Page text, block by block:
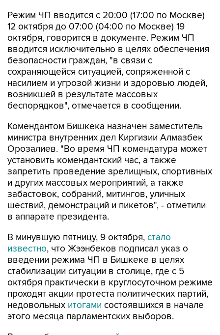
октября, говорится в документе. Режим ЧП
вводится исключительно в целях обеспечения
безопасности граждан, "в связи с
сохраняющейся ситуацией, сопряженной с
насилием и угрозой жизни и здоровью людей,
возникшей в результате массовых
беспорядков", отмечается в сообщении.
Комендантом Бишкека назначен заместитель
Орозалиев. "Во время ЧП комендатура может
установить комендантский час, а также
запретить проведение зрелищных, спортивных
и других массовых мероприятий, а также
забастовок, собраний, митингов, уличных
шествий, демонстраций и пикетов", - отметили
в аппарате президента.
В минувшую пятницу, 9 октября,
введении режима ЧП в Бишкеке в целях
стабилизации ситуации в столице, где с 5
октября практически в круглосуточном режиме
проходят акции протеста политических партий,
недовольныхитогамисостоявшихся в начале
этого месяца парламентских выборов.
В город были стянутывойска и военная